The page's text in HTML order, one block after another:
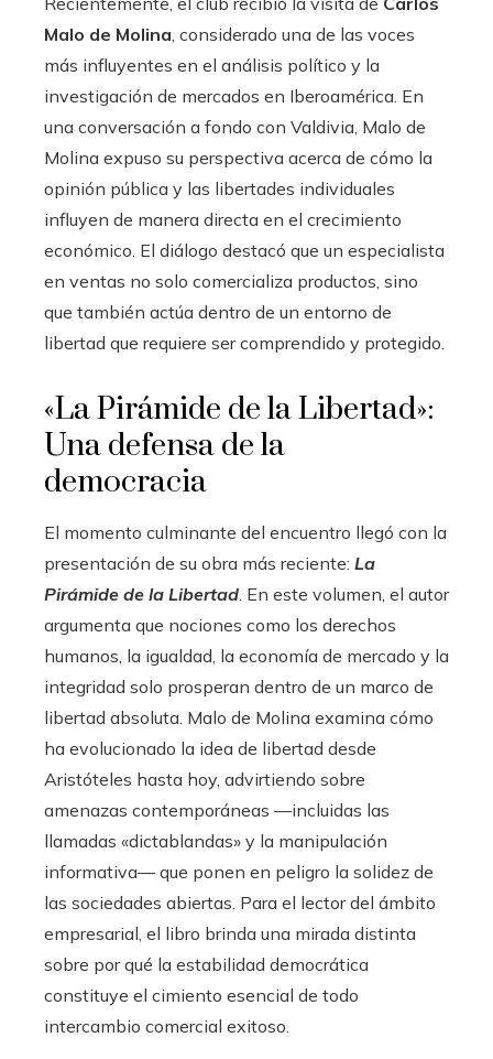
Malo de Molina, considerado una de las voces
más influyentes en el análisis político y la
investigación de mercados en Iberoamérica. En
una conversación a fondo con Valdivia, Malo de
Molina expuso su perspectiva acerca de cómo la
opinión pública y las libertades individuales
influyen de manera directa en el crecimiento
económico. El diálogo destacó que un especialista
en ventas no solo comercializa productos, sino
que también actúa dentro de un entorno de
libertad que requiere ser comprendido y protegido.
«La Pirámide de la Libertad»:
Una defensa de la
democracia
El momento culminante del encuentro llegó con la
presentación de su obra más reciente: La
Pirámide de la Libertad. En este volumen, el autor
argumenta que nociones como los derechos
humanos, la igualdad, la economía de mercado y la
integridad solo prosperan dentro de un marco de
libertad absoluta. Malo de Molina examina cómo
ha evolucionado la idea de libertad desde
Aristóteles hasta hoy, advirtiendo sobre
amenazas contemporáneas —incluidas las
llamadas «dictablandas» y la manipulación
informativa— que ponen en peligro la solidez de
las sociedades abiertas. Para el lector del ámbito
empresarial, el libro brinda una mirada distinta
sobre por qué la estabilidad democrática
constituye el cimiento esencial de todo
intercambio comercial exitoso.